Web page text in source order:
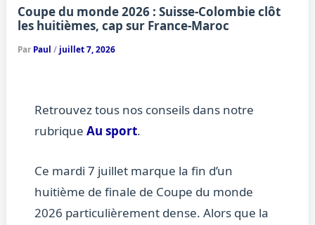
Coupe du monde 2026 : Suisse-Colombie clôt
les huitièmes, cap sur France-Maroc
Par Paul / juillet 7, 2026
Retrouvez tous nos conseils dans notre
rubrique Au sport.
Ce mardi 7 juillet marque la fin d’un
huitième de finale de Coupe du monde
2026 particulièrement dense. Alors que la